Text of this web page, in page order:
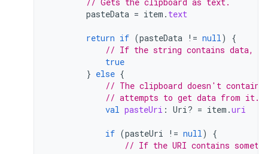
pasteData = item . text
return if (pasteData != null)
{
// If the string contains data,
true
} else {
// The clipboard doesn't
// attempts to get data from it.
val pasteUri : Uri? = item .uri
if (pasteUri != null)
{
// If the URI contains